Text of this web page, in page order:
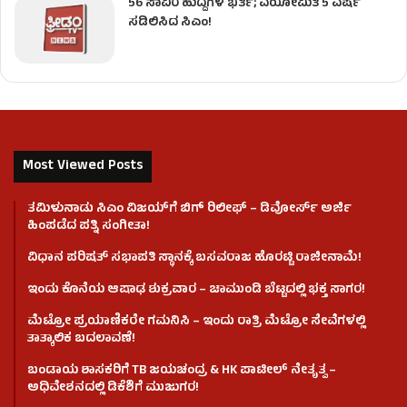
56 ಸಾವಿರ ಹುದ್ದೆಗಳ ಭರ್ತಿ; ವಯೋಮಿತಿ 5 ವರ್ಷ
ಸಡಿಲಿಸಿದ ಸಿಎಂ!
Most Viewed Posts
ತಮಿಳುನಾಡು ಸಿಎಂ ವಿಜಯ್‌ಗೆ ಬಿಗ್ ರಿಲೀಫ್ – ಡಿವೋರ್ಸ್ ಅರ್ಜಿ
ಹಿಂಪಡೆದ ಪತ್ನಿ ಸಂಗೀತಾ!
ವಿಧಾನ ಪರಿಷತ್ ಸಭಾಪತಿ ಸ್ಥಾನಕ್ಕೆ ಬಸವರಾಜ ಹೊರಟ್ಟಿ ರಾಜೀನಾಮೆ!
ಇಂದು ಕೊನೆಯ ಆಷಾಢ ಶುಕ್ರವಾರ – ಚಾಮುಂಡಿ ಬೆಟ್ಟದಲ್ಲಿ ಭಕ್ತ ಸಾಗರ!
ಮೆಟ್ರೋ ಪ್ರಯಾಣಿಕರೇ ಗಮನಿಸಿ – ಇಂದು ರಾತ್ರಿ ಮೆಟ್ರೋ ಸೇವೆಗಳಲ್ಲಿ
ತಾತ್ಕಾಲಿಕ ಬದಲಾವಣೆ!
ಬಂಡಾಯ ಶಾಸಕರಿಗೆ TB ಜಯಚಂದ್ರ & HK ಪಾಟೀಲ್ ನೇತೃತ್ವ –
ಅಧಿವೇಶನದಲ್ಲಿ ಡಿಕೆಶಿಗೆ ಮುಜುಗರ!